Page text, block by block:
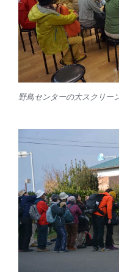
野鳥センターの大スクリー